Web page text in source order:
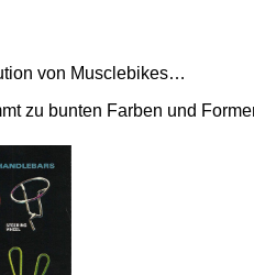
von Musclebikes…
zu bunten Farben und